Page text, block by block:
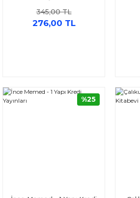
345,00 TL
276,00 TL
%25